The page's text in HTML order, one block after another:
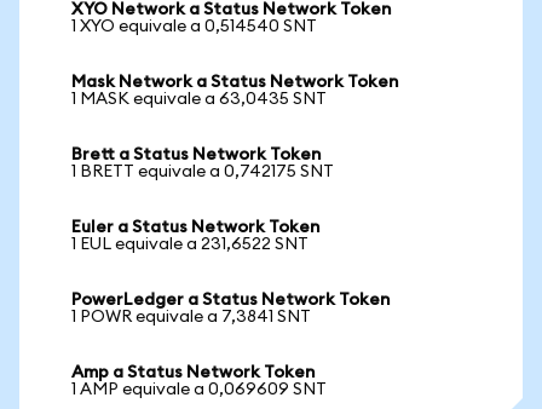
XYO Network a Status Network Token
1 XYO equivale a 0,514540 SNT
Mask Network a Status Network Token
1 MASK equivale a 63,0435 SNT
Brett a Status Network Token
1 BRETT equivale a 0,742175 SNT
Euler a Status Network Token
1 EUL equivale a 231,6522 SNT
PowerLedger a Status Network Token
1 POWR equivale a 7,3841 SNT
Amp a Status Network Token
1 AMP equivale a 0,069609 SNT